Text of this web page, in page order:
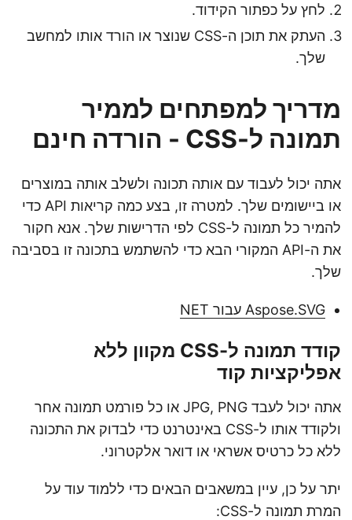
לחץ על כפתור הקידוד.
העתק את תוכן ה-CSS שנוצר או הורד אותו למחשב
שלך.
מדריך למפתחים לממיר
תמונה ל-CSS - הורדה חינם
אתה יכול לעבוד עם אותה תכונה ולשלב אותה במוצרים
או ביישומים שלך. למטרה זו, בצע כמה קריאות API כדי
להמיר כל תמונה ל-CSS לפי הדרישות שלך. אנא חקור
את ה-API המקורי הבא כדי להשתמש בתכונה זו בסביבה
שלך.
Aspose.SVG עבור NET
קודד תמונה ל-CSS מקוון ללא
אפליקציות קוד
אתה יכול לעבד JPG, PNG או כל פורמט תמונה אחר
ולקודד אותו ל-CSS באינטרנט כדי לבדוק את התכונה
ללא כל כרטיס אשראי או דואר אלקטרוני.
יתר על כן, עיין במשאבים הבאים כדי ללמוד עוד על
המרת תמונה ל-CSS: